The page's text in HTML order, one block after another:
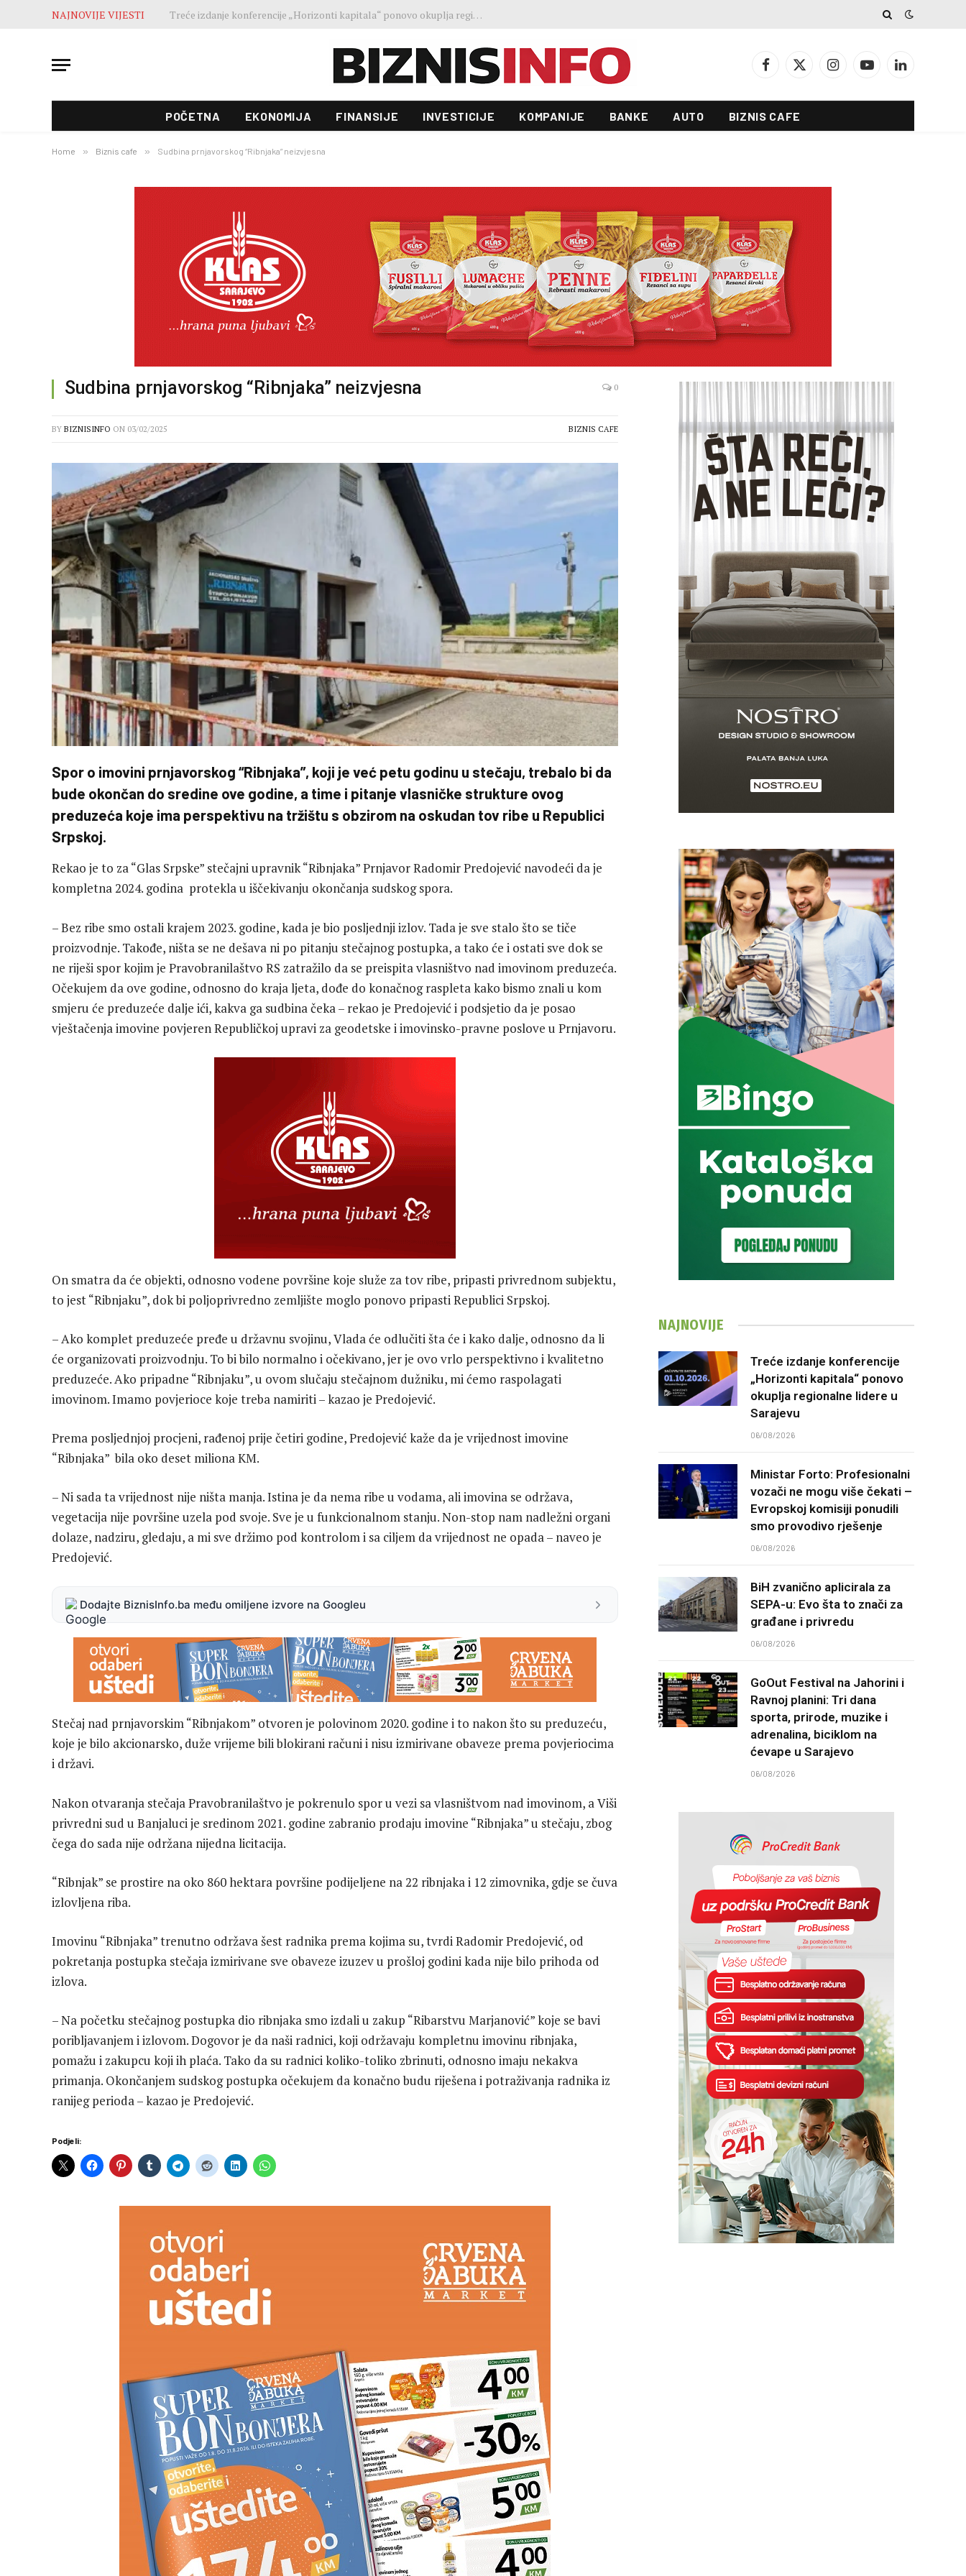
NAJNOVIJE VIJESTI Ministar Forto: Profesionalni vozači ne mogu više čekati – Evropskoj komisiji ponudili smo provodivo rješenje
Facebook
X
InstagramYouTubeLinkedIn
POČETNA EKONOMIJA FINANSIJE INVESTICIJE KOMPANIJE BANKE AUTO BIZNIS CAFE
Home » Biznis cafe » Sudbina prnjavorskog “Ribnjaka” neizvjesna
Sudbina prnjavorskog “Ribnjaka” neizvjesna 0
BY BIZNISINFO ON 03/02/2025 BIZNIS CAFE
Spor o imovini prnjavorskog “Ribnjaka”, koji je već petu godinu u stečaju, trebalo bi da
bude okončan do sredine ove godine, a time i pitanje vlasničke strukture ovog
preduzeća koje ima perspektivu na tržištu s obzirom na oskudan tov ribe u Republici
Srpskoj.
Rekao je to za “Glas Srpske” stečajni upravnik “Ribnjaka” Prnjavor Radomir Predojević navodeći da je
kompletna 2024. godina protekla u iščekivanju okončanja sudskog spora.
– Bez ribe smo ostali krajem 2023. godine, kada je bio posljednji izlov. Tada je sve stalo što se tiče
proizvodnje. Takođe, ništa se ne dešava ni po pitanju stečajnog postupka, a tako će i ostati sve dok se
ne riješi spor kojim je Pravobranilaštvo RS zatražilo da se preispita vlasništvo nad imovinom preduzeća.
Očekujem da ove godine, odnosno do kraja ljeta, dođe do konačnog raspleta kako bismo znali u kom
smjeru će preduzeće dalje ići, kakva ga sudbina čeka – rekao je Predojević i podsjetio da je posao
vještačenja imovine povjeren Republičkoj upravi za geodetske i imovinsko-pravne poslove u Prnjavoru.
On smatra da će objekti, odnosno vodene površine koje služe za tov ribe, pripasti privrednom subjektu,
to jest “Ribnjaku”, dok bi poljoprivredno zemljište moglo ponovo pripasti Republici Srpskoj.
– Ako komplet preduzeće pređe u državnu svojinu, Vlada će odlučiti šta će i kako dalje, odnosno da li
će organizovati proizvodnju. To bi bilo normalno i očekivano, jer je ovo vrlo perspektivno i kvalitetno
preduzeće. Ako pripadne “Ribnjaku”, u ovom slučaju stečajnom dužniku, mi ćemo raspolagati
imovinom. Imamo povjerioce koje treba namiriti – kazao je Predojević.
Prema posljednjoj procjeni, rađenoj prije četiri godine, Predojević kaže da je vrijednost imovine
“Ribnjaka” bila oko deset miliona KM.
– Ni sada ta vrijednost nije ništa manja. Istina je da nema ribe u vodama, ali imovina se održava,
vegetacija nije površine uzela pod svoje. Sve je u funkcionalnom stanju. Non-stop nam nadležni organi
dolaze, nadziru, gledaju, a mi sve držimo pod kontrolom i sa ciljem da vrijednost ne opada – naveo je
Predojević.
Dodajte BiznisInfo.ba među omiljene izvore na Googleu
Stečaj nad prnjavorskim “Ribnjakom” otvoren je polovinom 2020. godine i to nakon što su preduzeću,
koje je bilo akcionarsko, duže vrijeme bili blokirani računi i nisu izmirivane obaveze prema povjeriocima
i državi.
Nakon otvaranja stečaja Pravobranilaštvo je pokrenulo spor u vezi sa vlasništvom nad imovinom, a Viši
privredni sud u Banjaluci je sredinom 2021. godine zabranio prodaju imovine “Ribnjaka” u stečaju, zbog
čega do sada nije održana nijedna licitacija.
“Ribnjak” se prostire na oko 860 hektara površine podijeljene na 22 ribnjaka i 12 zimovnika, gdje se čuva
izlovljena riba.
Imovinu “Ribnjaka” trenutno održava šest radnika prema kojima su, tvrdi Radomir Predojević, od
pokretanja postupka stečaja izmirivane sve obaveze izuzev u prošloj godini kada nije bilo prihoda od
izlova.
– Na početku stečajnog postupka dio ribnjaka smo izdali u zakup “Ribarstvu Marjanović” koje se bavi
poribljavanjem i izlovom. Dogovor je da naši radnici, koji održavaju kompletnu imovinu ribnjaka,
pomažu i zakupcu koji ih plaća. Tako da su radnici koliko-toliko zbrinuti, odnosno imaju nekakva
primanja. Okončanjem sudskog postupka očekujem da konačno budu riješena i potraživanja radnika iz
ranijeg perioda – kazao je Predojević.
Podjeli:
NAJNOVIJE
Treće izdanje konferencije
„Horizonti kapitala“ ponovo
okuplja regionalne lidere u
Sarajevu
06/08/2026
Ministar Forto: Profesionalni
vozači ne mogu više čekati –
Evropskoj komisiji ponudili
smo provodivo rješenje
06/08/2026
BiH zvanično aplicirala za
SEPA-u: Evo šta to znači za
građane i privredu
06/08/2026
GoOut Festival na Jahorini i
Ravnoj planini: Tri dana
sporta, prirode, muzike i
adrenalina, biciklom na
ćevape u Sarajevo
06/08/2026